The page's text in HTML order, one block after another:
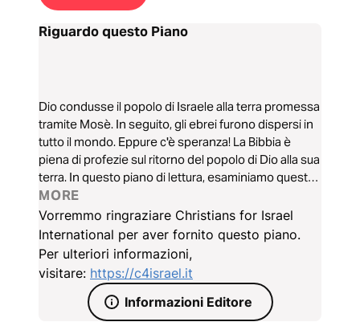
Riguardo questo Piano
Dio condusse il popolo di Israele alla terra promessa
tramite Mosè. In seguito, gli ebrei furono dispersi in
tutto il mondo. Eppure c'è speranza! La Bibbia è
piena di profezie sul ritorno del popolo di Dio alla sua
terra. In questo piano di lettura, esaminiamo queste
profezie e ci concentriamo sul loro adempimento,
ovvero, il ritorno degli ebrei nella terra promessa.
MORE
Vorremmo ringraziare Christians for Israel
International per aver fornito questo piano.
Per ulteriori informazioni,
visitare: https://c4israel.it
Informazioni Editore